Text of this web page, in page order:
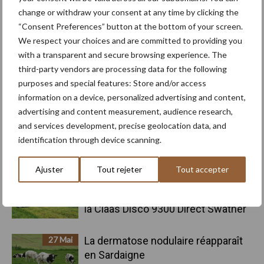
change or withdraw your consent at any time by clicking the
“Consent Preferences” button at the bottom of your screen.
We respect your choices and are committed to providing you
with a transparent and secure browsing experience. The
third-party vendors are processing data for the following
purposes and special features: Store and/or access
information on a device, personalized advertising and content,
advertising and content measurement, audience research,
and services development, precise geolocation data, and
identification through device scanning.
Ajuster Tout rejeter Tout accepter
Barre
latérale
principale
Nouvelles récentes du
secteur
Nouvelles récentes tous
les secteurs
Le fox parvovirus détecté pour la
première fois en Flandre
10 Juil
La production laitière wallonne
progresse de 14,5 % au premier
30 Juin
Faucher et récolter de la qualité
la Claas Disco 9300 Direct Swather
27 Mai
La dermatose nodulaire réapparaît
en Sardaigne